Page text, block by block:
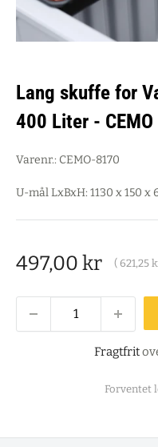
Lang skuffe for
400 Liter - CEMO
Varenr.: CEMO-8170
U-mål LxBxH: 1130 x 150 x
Salgspris
497,00 kr ( 621,25
Fragtfrit
Forventet